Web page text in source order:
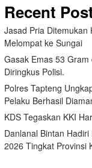
Recent
Jasad Pria Ditemukan
Melompat ke Sungai
Gasak Emas 53
Diringkus Polisi.
Polres Tapteng
Pelaku Berhasil
KDS Tegaskan KKI
Danlanal Bintan
2026 Tingkat Provinsi